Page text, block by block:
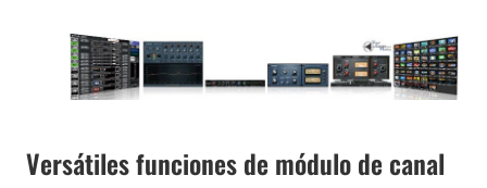
Versátiles funciones de módulo de canal